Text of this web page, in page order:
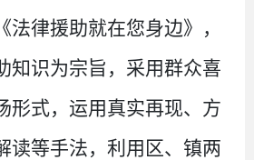
法律援助就在您身边》，
知识为宗旨，采用群众喜
形式，运用真实再现、方
读等手法，利用区、镇两